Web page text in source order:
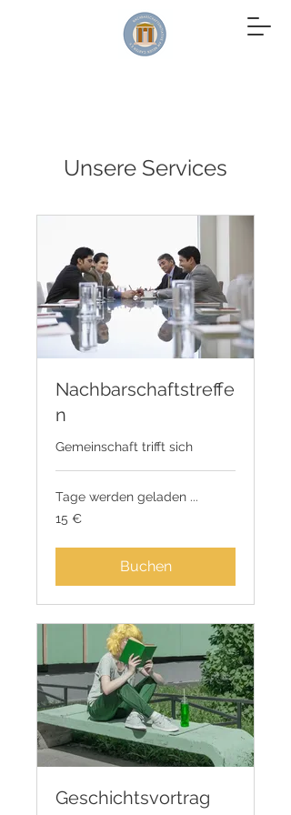
Unsere Services
Nachbarschaftstreffe
n
Gemeinschaft trifft sich
Tage werden geladen ...
Euro
15 €
Buchen
Geschichtsvortrag